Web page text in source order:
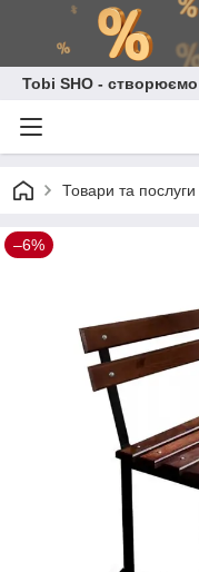
Tobi SHO -
Товари та послуги
–6%